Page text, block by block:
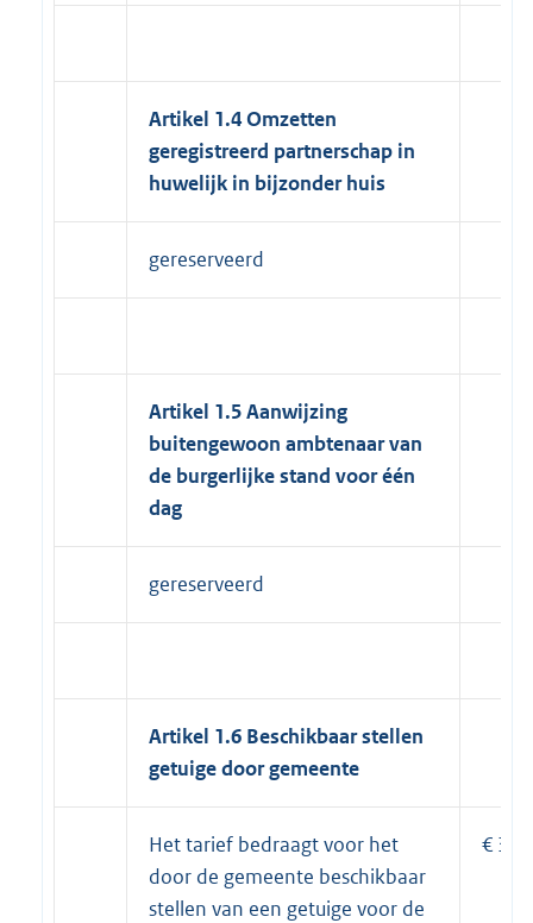
Artikel 1.4 Omzetten
geregistreerd partnerschap in
huwelijk in bijzonder huis
gereserveerd
Artikel 1.5 Aanwijzing
buitengewoon ambtenaar van
de burgerlijke stand voor één
dag
gereserveerd
Artikel 1.6 Beschikbaar stellen
getuige door gemeente
Het tarief bedraagt voor het
door de gemeente beschikbaar
stellen van een getuige voor de
€